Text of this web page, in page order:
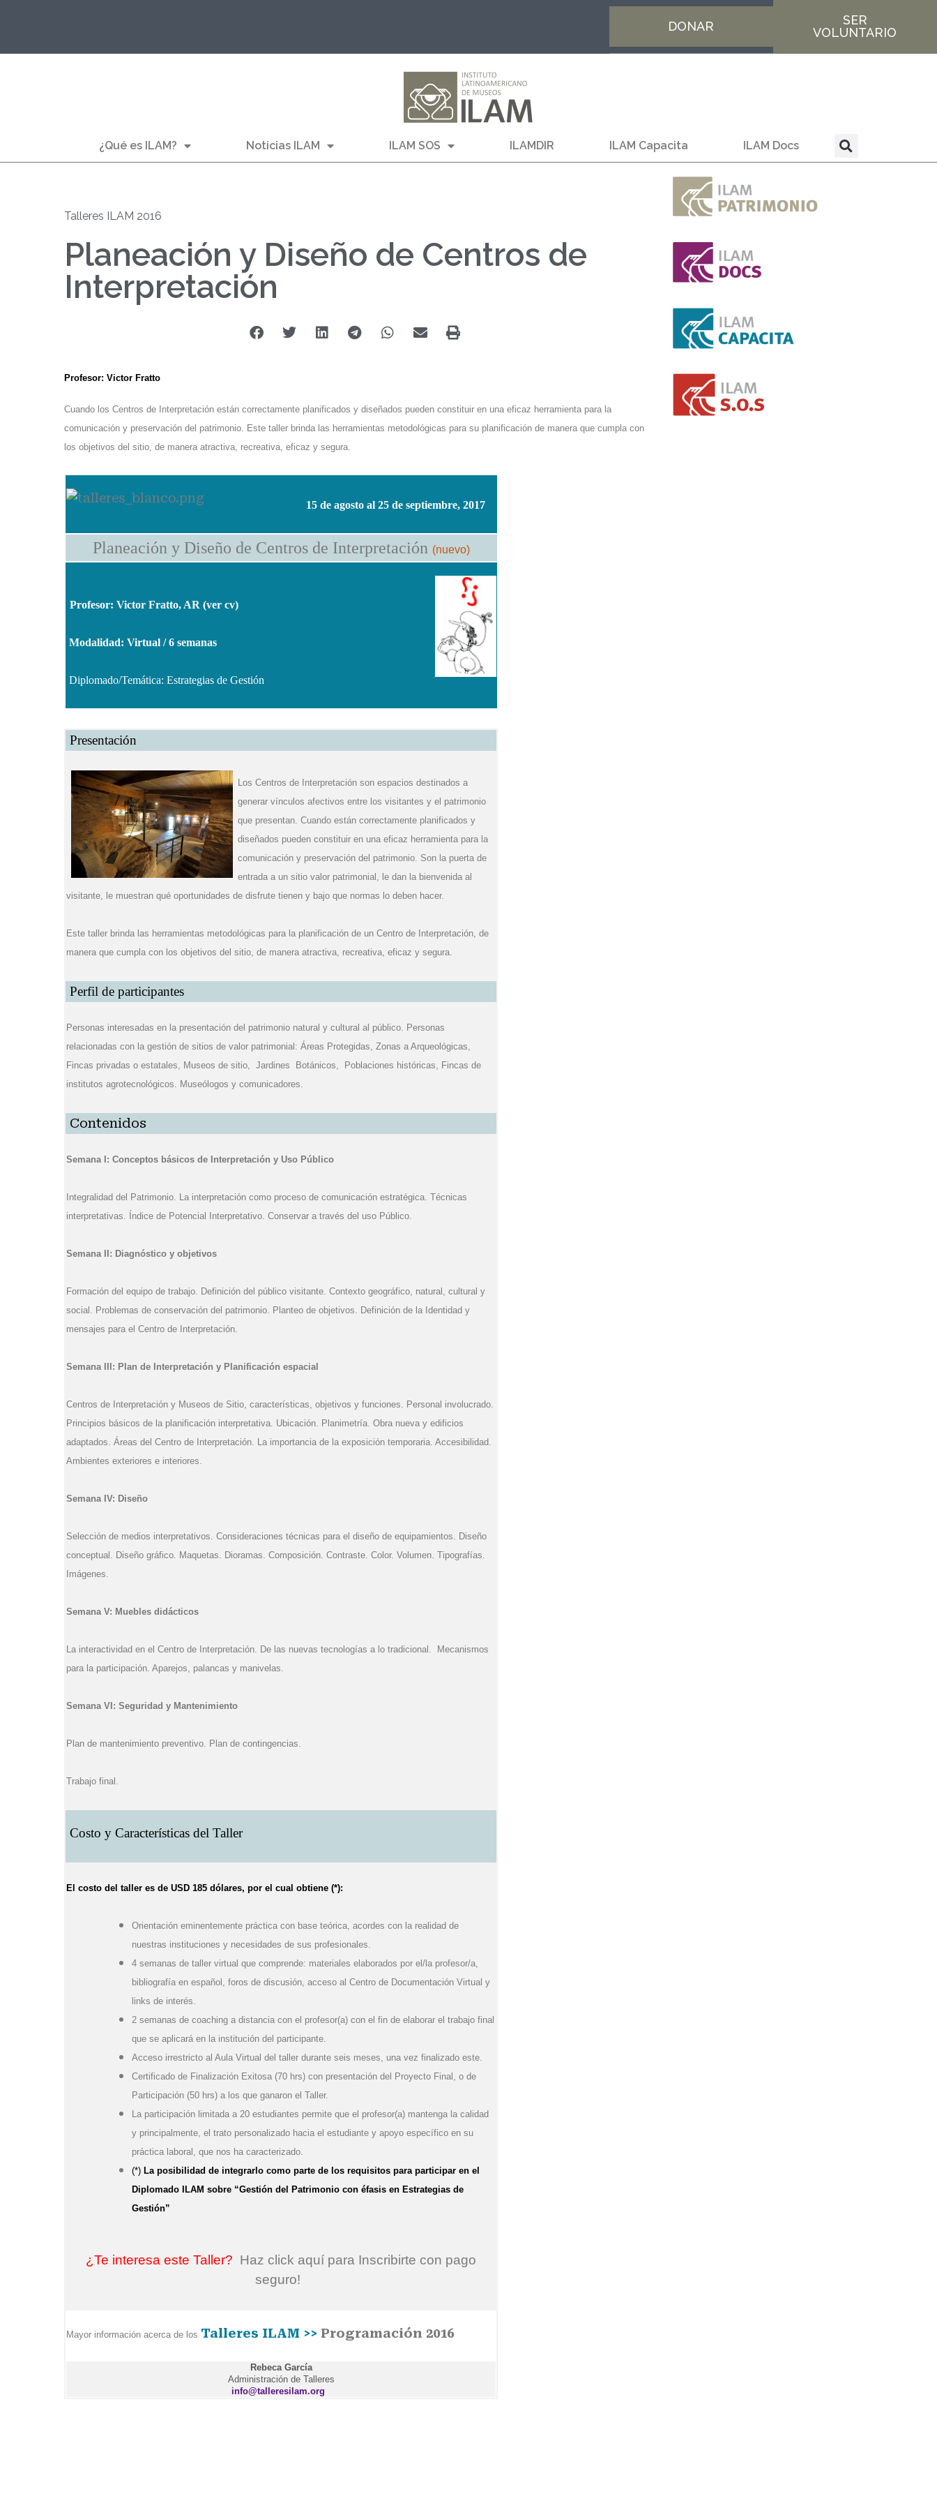
DONAR
SER
VOLUNTARIO
¿Qué es ILAM? Noticias ILAM ILAM SOS ILAMDIR ILAM Capacita ILAM Docs
Talleres ILAM 2016
Planeación y Diseño de Centros de
Interpretación
Profesor: Victor Fratto
Cuando los Centros de Interpretación están correctamente planificados y diseñados pueden constituir en una eficaz herramienta para la
comunicación y preservación del patrimonio. Este taller brinda las herramientas metodológicas para su planificación de manera que cumpla con
los objetivos del sitio, de manera atractiva, recreativa, eficaz y segura.
15 de agosto al 25 de septiembre, 2017
Planeación y Diseño de Centros de Interpretación (nuevo)
Profesor: Victor Fratto, AR (ver cv)
Modalidad: Virtual / 6 semanas
Diplomado/Temática: Estrategias de Gestión
Presentación
Los Centros de Interpretación son espacios destinados a
generar vínculos afectivos entre los visitantes y el patrimonio
que presentan. Cuando están correctamente planificados y
diseñados pueden constituir en una eficaz herramienta para la
comunicación y preservación del patrimonio. Son la puerta de
entrada a un sitio valor patrimonial, le dan la bienvenida al
visitante, le muestran qué oportunidades de disfrute tienen y bajo que normas lo deben hacer.
Este taller brinda las herramientas metodológicas para la planificación de un Centro de Interpretación, de
manera que cumpla con los objetivos del sitio, de manera atractiva, recreativa, eficaz y segura.
Perfil de participantes
Personas interesadas en la presentación del patrimonio natural y cultural al público. Personas
relacionadas con la gestión de sitios de valor patrimonial: Áreas Protegidas, Zonas a Arqueológicas,
Fincas privadas o estatales, Museos de sitio, Jardines Botánicos, Poblaciones históricas, Fincas de
institutos agrotecnológicos. Museólogos y comunicadores.
Contenidos
Semana I: Conceptos básicos de Interpretación y Uso Público
Integralidad del Patrimonio. La interpretación como proceso de comunicación estratégica. Técnicas
interpretativas. Índice de Potencial Interpretativo. Conservar a través del uso Público.
Semana II: Diagnóstico y objetivos
Formación del equipo de trabajo. Definición del público visitante. Contexto geográfico, natural, cultural y
social. Problemas de conservación del patrimonio. Planteo de objetivos. Definición de la Identidad y
mensajes para el Centro de Interpretación.
Semana III: Plan de Interpretación y Planificación espacial
Centros de Interpretación y Museos de Sitio, características, objetivos y funciones. Personal involucrado.
Principios básicos de la planificación interpretativa. Ubicación. Planimetría. Obra nueva y edificios
adaptados. Áreas del Centro de Interpretación. La importancia de la exposición temporaria. Accesibilidad.
Ambientes exteriores e interiores.
Semana IV: Diseño
Selección de medios interpretativos. Consideraciones técnicas para el diseño de equipamientos. Diseño
conceptual. Diseño gráfico. Maquetas. Dioramas. Composición. Contraste. Color. Volumen. Tipografías.
Imágenes.
Semana V: Muebles didácticos
La interactividad en el Centro de Interpretación. De las nuevas tecnologías a lo tradicional. Mecanismos
para la participación. Aparejos, palancas y manivelas.
Semana VI: Seguridad y Mantenimiento
Plan de mantenimiento preventivo. Plan de contingencias.
Trabajo final.
Costo y Características del Taller
El costo del taller es de USD 185 dólares, por el cual obtiene (*):
Orientación eminentemente práctica con base teórica, acordes con la realidad de
nuestras instituciones y necesidades de sus profesionales.
4 semanas de taller virtual que comprende: materiales elaborados por el/la profesor/a,
bibliografía en español, foros de discusión, acceso al Centro de Documentación Virtual y
links de interés.
2 semanas de coaching a distancia con el profesor(a) con el fin de elaborar el trabajo final
que se aplicará en la institución del participante.
Acceso irrestricto al Aula Virtual del taller durante seis meses, una vez finalizado este.
Certificado de Finalización Exitosa (70 hrs) con presentación del Proyecto Final, o de
Participación (50 hrs) a los que ganaron el Taller.
La participación limitada a 20 estudiantes permite que el profesor(a) mantenga la calidad
y principalmente, el trato personalizado hacia el estudiante y apoyo específico en su
práctica laboral, que nos ha caracterizado.
(*) La posibilidad de integrarlo como parte de los requisitos para participar en el
Diplomado ILAM sobre “Gestión del Patrimonio con éfasis en Estrategias de
Gestión”
¿Te interesa este Taller? Haz click aquí para Inscribirte con pago
seguro!
Mayor información acerca de los Talleres ILAM >> Programación 2016
Rebeca García
Administración de Talleres
info@talleresilam.org